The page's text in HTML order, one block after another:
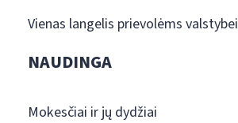
Vienas langelis prievolėms
NAUDINGA
Mokesčiai ir jų dydžiai